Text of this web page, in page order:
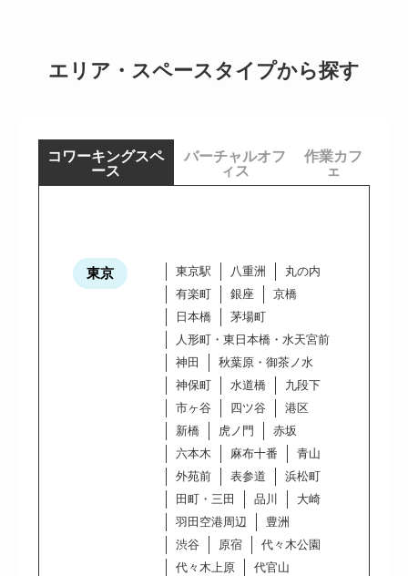
エリア・スペースタイプから探す
コワーキングスペ
ース
バーチャルオフ
ィス
作業カフ
ェ
東京 東京駅 八重洲
丸の内
有楽町
銀座
京橋
日本橋
茅場町
人形町・東日本橋・水天宮前
神田
秋葉原・御茶ノ水
神保町
水道橋
九段下
市ヶ谷
四ツ谷
港区
新橋
虎ノ門
赤坂
六本木
麻布十番
青山
外苑前
表参道
浜松町
田町・三田
品川
大崎
羽田空港周辺
豊洲
渋谷
原宿
代々木公園
代々木上原
代官山